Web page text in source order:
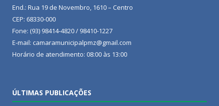
End.: Rua 19 de Novembro, 1610 – Centro
CEP: 68330-000
Fone: (93) 98414-4820 / 98410-1227
E-mail: camaramunicipalpmz@gmail.com
Horário de atendimento: 08:00 às 13:00
ÚLTIMAS PUBLICAÇÕES